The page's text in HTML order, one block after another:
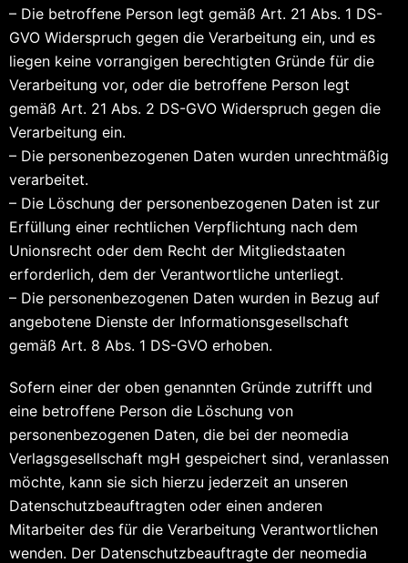
– Die betroffene Person legt gemäß Art. 21 Abs. 1 DS-
GVO Widerspruch gegen die Verarbeitung ein, und es
liegen keine vorrangigen berechtigten Gründe für die
Verarbeitung vor, oder die betroffene Person legt
gemäß Art. 21 Abs. 2 DS-GVO Widerspruch gegen die
Verarbeitung ein.
– Die personenbezogenen Daten wurden unrechtmäßig
verarbeitet.
– Die Löschung der personenbezogenen Daten ist zur
Erfüllung einer rechtlichen Verpflichtung nach dem
Unionsrecht oder dem Recht der Mitgliedstaaten
erforderlich, dem der Verantwortliche unterliegt.
– Die personenbezogenen Daten wurden in Bezug auf
angebotene Dienste der Informationsgesellschaft
gemäß Art. 8 Abs. 1 DS-GVO erhoben.
Sofern einer der oben genannten Gründe zutrifft und
eine betroffene Person die Löschung von
personenbezogenen Daten, die bei der neomedia
Verlagsgesellschaft mgH gespeichert sind, veranlassen
möchte, kann sie sich hierzu jederzeit an unseren
Datenschutzbeauftragten oder einen anderen
Mitarbeiter des für die Verarbeitung Verantwortlichen
wenden. Der Datenschutzbeauftragte der neomedia